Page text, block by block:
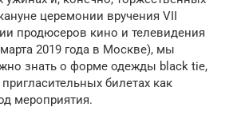
церемонии вручения VII
продюсеров кино и телевидения
2019 года в Москве), мы
знать о форме одежды black tie,
билетах как
мероприятия.